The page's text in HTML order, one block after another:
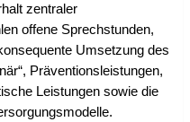
zentraler
offene Sprechstunden,
Umsetzung des
Präventionsleistungen,
Leistungen sowie die